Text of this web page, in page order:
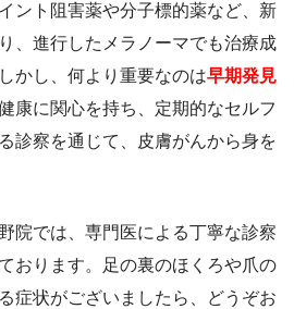
ント阻害薬や分子標的薬など、新
、進行したメラノーマでも治療成
かし、何より重要なのは早期発見
康に関心を持ち、定期的なセルフ
診察を通じて、皮膚がんから身を
院では、専門医による丁寧な診察
おります。足の裏のほくろや爪の
症状がございましたら、どうぞお